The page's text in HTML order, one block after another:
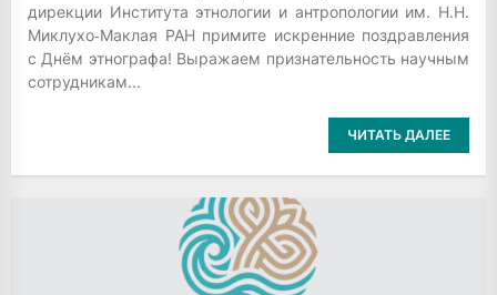
дирекции Института этнологии и антропологии им. Н.Н.
Миклухо‑Маклая РАН примите искренние поздравления
с Днём этнографа! Выражаем признательность научным
сотрудникам...
ЧИТАТЬ ДАЛЕЕ